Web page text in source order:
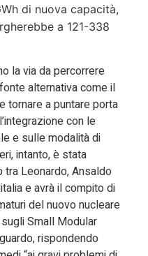
di nuova capacità,
a 121-338
la via da percorrere
alternativa come il
tornare a puntare porta
con le
e sulle modalità di
intanto, è stata
Leonardo, Ansaldo
e avrà il compito di
del nuovo nucleare
Small Modular
rispondendo